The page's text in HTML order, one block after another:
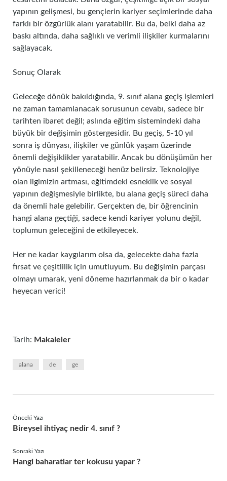
yapının gelişmesi, bu gençlerin kariyer seçimlerinde daha
farklı bir özgürlük alanı yaratabilir. Bu da, belki daha az
baskı altında, daha sağlıklı ve verimli ilişkiler kurmalarını
sağlayacak.
Sonuç Olarak
Geleceğe dönük bakıldığında, 9. sınıf alana geçiş işlemleri
ne zaman tamamlanacak sorusunun cevabı, sadece bir
tarihten ibaret değil; aslında eğitim sistemindeki daha
büyük bir değişimin göstergesidir. Bu geçiş, 5-10 yıl
sonra iş dünyası, ilişkiler ve günlük yaşam üzerinde
önemli değişiklikler yaratabilir. Ancak bu dönüşümün her
yönüyle nasıl şekilleneceği henüz belirsiz. Teknolojiye
olan ilgimizin artması, eğitimdeki esneklik ve sosyal
yapının değişmesiyle birlikte, bu alana geçiş süreci daha
da önemli hale gelebilir. Gerçekten de, bir öğrencinin
hangi alana geçtiği, sadece kendi kariyer yolunu değil,
toplumun geleceğini de etkileyecek.
Her ne kadar kaygılarım olsa da, gelecekte daha fazla
fırsat ve çeşitlilik için umutluyum. Bu değişimin parçası
olmayı umarak, yeni döneme hazırlanmak da bir o kadar
heyecan verici!
Tarih: Makaleler
alana de ge
Önceki Yazı
Bireysel ihtiyaç nedir 4. sınıf ?
Sonraki Yazı
Hangi baharatlar ter kokusu yapar ?